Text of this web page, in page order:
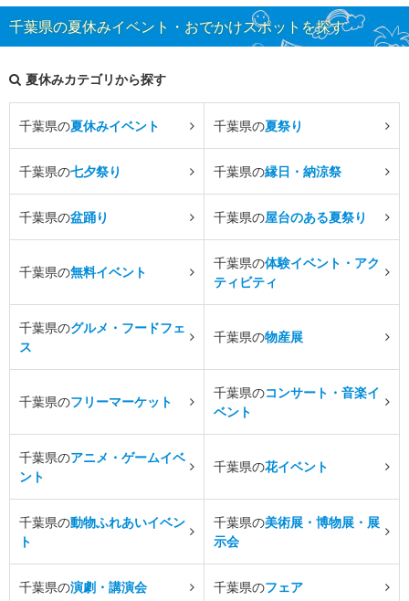
千葉県の夏休みイベント・おでかけスポットを探す
夏休みカテゴリから探す
千葉県の夏休みイベント 千葉県の夏祭り
千葉県の七夕祭り 千葉県の縁日・納涼祭
千葉県の盆踊り 千葉県の屋台のある夏祭り
千葉県の無料イベント
千葉県の体験イベント・アク
ティビティ
千葉県のグルメ・フードフェ
ス
千葉県の物産展
千葉県のフリーマーケット
千葉県のコンサート・音楽イ
ベント
千葉県のアニメ・ゲームイベ
ント
千葉県の花イベント
千葉県の動物ふれあいイベン
ト
千葉県の美術展・博物展・展
示会
千葉県の演劇・講演会 千葉県のフェア